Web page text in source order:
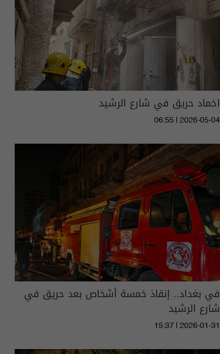
اخماد حريق في شارع الرشيد
06:55 | 2026-05-04
في بغداد.. إنقاذ خمسة أشخاص بعد حريق في
شارع الرشيد
15:37 | 2026-01-31